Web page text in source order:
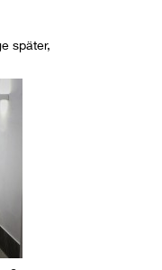
später,